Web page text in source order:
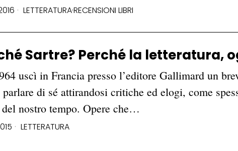
LETTERATURA·RECENSIONI LIBRI
Sartre? Perché la letteratura,
uscì in Francia presso l’editore Gallimard un
di sé attirandosi critiche ed elogi, come
del nostro tempo. Opere che…
LETTERATURA